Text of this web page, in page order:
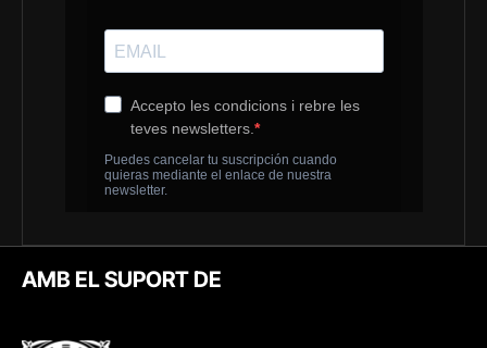
AMB EL SUPORT DE